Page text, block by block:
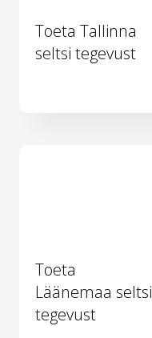
Toeta Tallinna
seltsi tegevust
Toeta
Läänemaa seltsi
tegevust